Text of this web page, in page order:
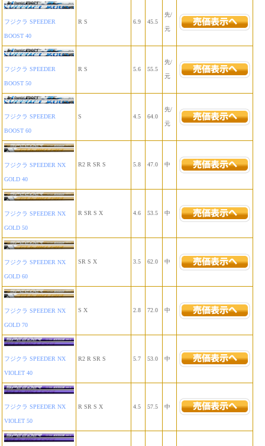
フジクラ SPEEDER
BOOST 40
R S 6.9 45.5
先/
元
フジクラ SPEEDER
BOOST 50
R S 5.6 55.5
先/
元
フジクラ SPEEDER
BOOST 60
S 4.5 64.0
先/
元
フジクラ SPEEDER NX
GOLD 40
R2 R SR S 5.8 47.0 中
フジクラ SPEEDER NX
GOLD 50
R SR S X 4.6 53.5 中
フジクラ SPEEDER NX
GOLD 60
SR S X 3.5 62.0 中
フジクラ SPEEDER NX
GOLD 70
S X 2.8 72.0 中
フジクラ SPEEDER NX
VIOLET 40
R2 R SR S 5.7 53.0 中
フジクラ SPEEDER NX
VIOLET 50
R SR S X 4.5 57.5 中